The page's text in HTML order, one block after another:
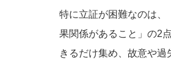
特に立証が困難なのは、
果関係があること」の2
きるだけ集め、故意や過